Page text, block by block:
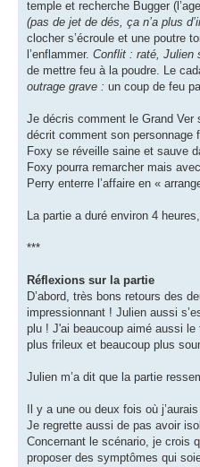
temple et recherche Bugger
(pas de jet de dés, ça n’a plus
clocher s’écroule et une poutre
l’enflammer. Conflit : raté, Julien
de mettre feu à la poudre. Le
outrage grave : un coup de feu
Je décris comment le Grand Ver
décrit comment son personnage
Foxy se réveille saine et sauve
Foxy pourra remarcher mais
Perry enterre l’affaire en «
La partie a duré environ 4
***
Réflexions sur la partie
D’abord, très bons retours des
impressionnant ! Julien aussi
plu ! J'ai beaucoup aimé aussi
plus frileux et beaucoup plus
Julien m’a dit que la partie
Il y a une ou deux fois où
Je regrette aussi de pas avoir
Concernant le scénario, je crois
proposer des symptômes qui